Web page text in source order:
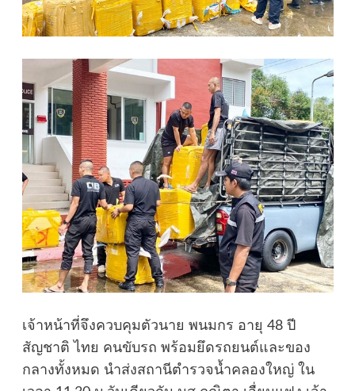
เจ้าหน้าที่จึงควบคุมตัวนาย พนมกร อายุ 48 ปี
สัญชาติ ไทย คนขับรถ พร้อมยึดรถยนต์และของ
กลางทั้งหมด นำส่งสถานีตำรวจน้ำคลองใหญ่ ใน